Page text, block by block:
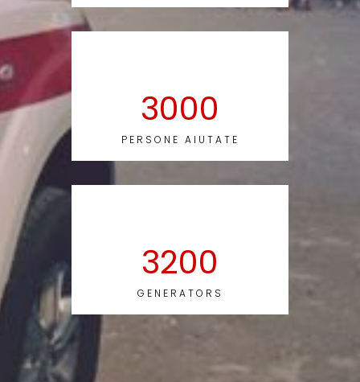
3000
PERSONE AIUTATE
3200
GENERATORS